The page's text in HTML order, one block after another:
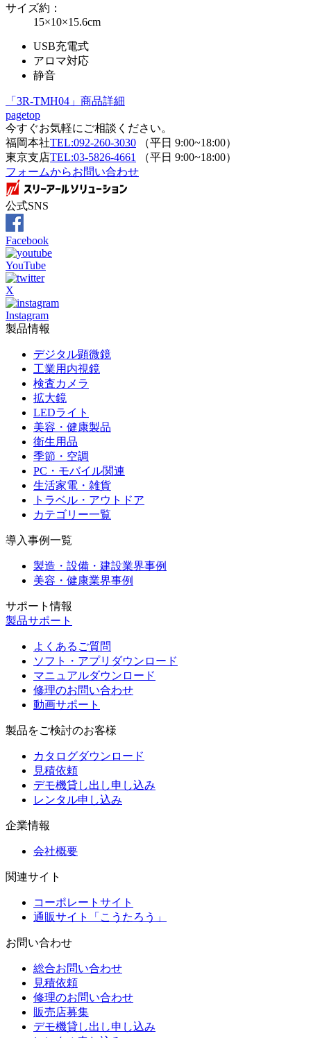
サイズ約：
15×10×15.6cm
USB充電式
アロマ対応
静音
「3R-TMH04」商品詳細
pagetop
今すぐお気軽にご相談ください。
福岡本社TEL:092-260-3030 （平日 9:00~18:00）
東京支店TEL:03-5826-4661
（平日 9:00~18:00）
フォームからお問い合わせ
公式SNS
Facebook
YouTube
X
Instagram
製品情報
デジタル顕微鏡
工業用内視鏡
検査カメラ
拡大鏡
LEDライト
美容・健康製品
衛生用品
季節・空調
PC・モバイル関連
生活家電・雑貨
トラベル・アウトドア
カテゴリー一覧
導入事例一覧
製造・設備・建設業界事例
美容・健康業界事例
サポート情報
製品サポート
よくあるご質問
ソフト・アプリダウンロード
マニュアルダウンロード
修理のお問い合わせ
動画サポート
製品をご検討のお客様
カタログダウンロード
見積依頼
デモ機貸し出し申し込み
レンタル申し込み
企業情報
会社概要
関連サイト
コーポレートサイト
通販サイト「こうたろう」
お問い合わせ
総合お問い合わせ
見積依頼
修理のお問い合わせ
販売店募集
デモ機貸し出し申し込み